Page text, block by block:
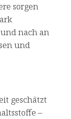
sorgen
nach an
und
geschätzt
–